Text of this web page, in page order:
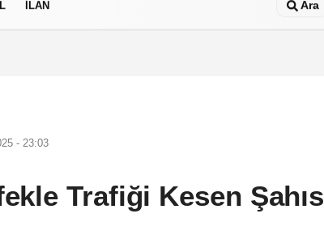
İLAN Ara
- 23:03
Trafiği Kesen Şahıs